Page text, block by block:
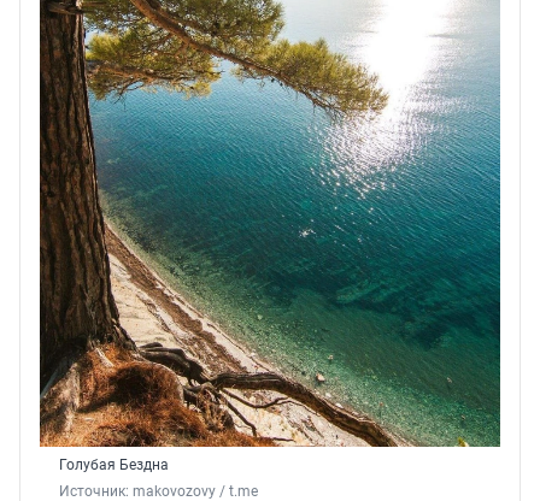
Голубая Бездна
Источник: makovozovy / t.me